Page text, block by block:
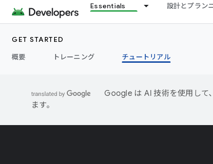
Essentials 設計とプラン
GET STARTED
概要
トレーニング チュートリアル
Google は AI 技術を使用して
ます。